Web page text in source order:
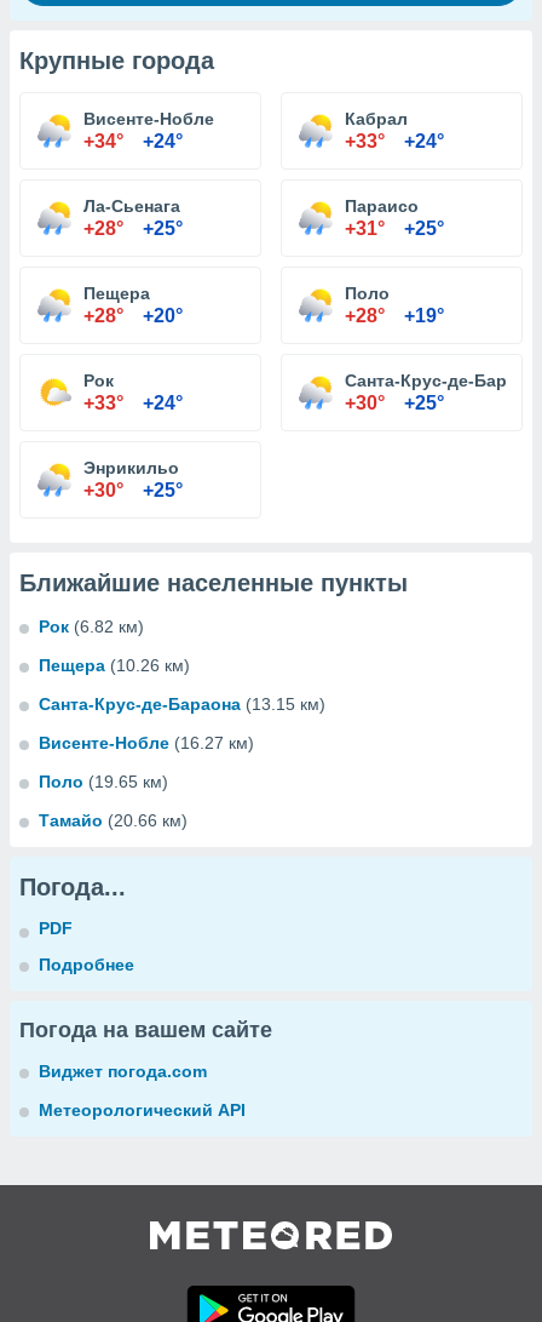
Крупные города
Висенте-Нобле
+34° +24°
Кабрал
+33° +24°
Ла-Сьенага
+28° +25°
Параисо
+31° +25°
Пещера
+28° +20°
Поло
+28° +19°
Рок
+33° +24°
Санта-Крус-де-
+30° +25°
Энрикильо
+30° +25°
Ближайшие населенные пункты
Рок (6.82 км)
Пещера (10.26 км)
Санта-Крус-де-Бараона (13.15 км)
Висенте-Нобле (16.27 км)
Поло (19.65 км)
Тамайо (20.66 км)
Погода...
PDF
Подробнее
Погода на вашем сайте
Виджет погода.com
Метеорологический API